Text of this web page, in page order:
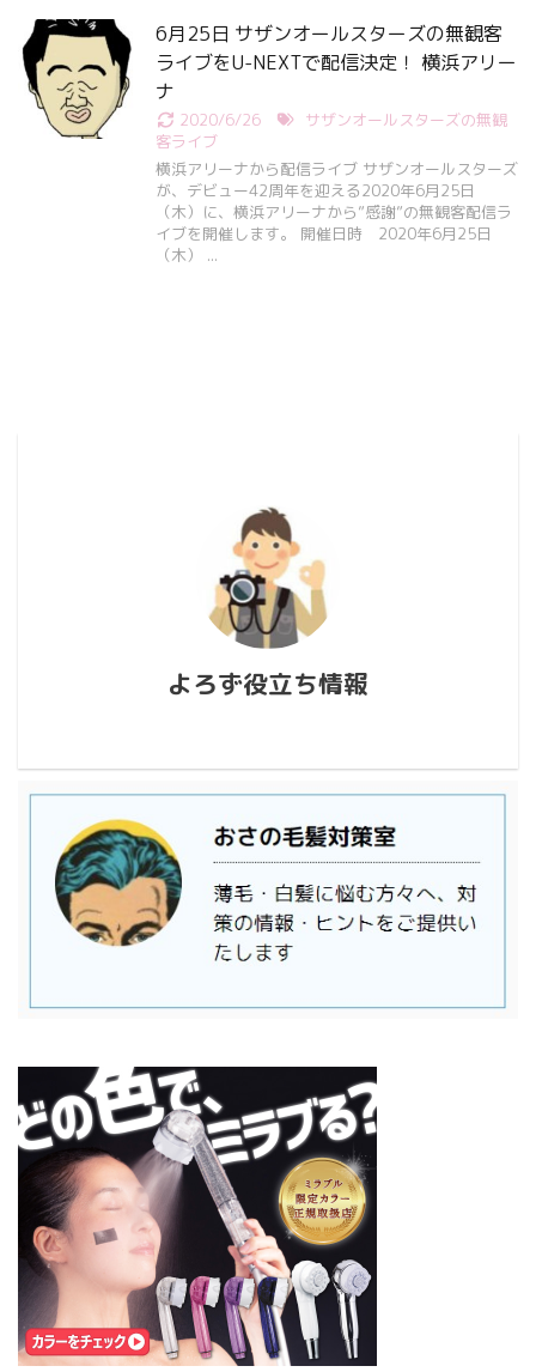
6:00 8月30日 5:20 8月1日に南鳥島
近海で猛烈な勢力へ 台風13号は、今
後、海面水温が29度以上の海域を西進
する見込みで、猛烈な勢力になる見込
み。
た。
いる
冬眠
まし
たコ
リー
6月25日 サザンオールスターズの無観客
ライブをU-NEXTで配信決定！ 横浜アリー
ナ
2020/6/26
サザンオールスターズの無観
客ライブ
横浜アリーナから配信ライブ サザンオールスターズ
が、デビュー42周年を迎える2020年6月25日
（木）に、横浜アリーナから”感謝”の無観客配信ラ
イブを開催します。 開催日時 2020年6月25日
（木） ...
よろず役立ち情報